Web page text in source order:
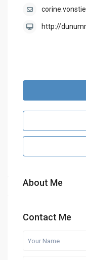
http://
About Me
Contact Me